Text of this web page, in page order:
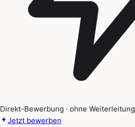
Direkt-Bewerbung · ohne Weiterleitung
Jetzt bewerben